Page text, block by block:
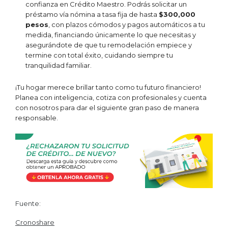
confianza en Crédito Maestro. Podrás solicitar un
préstamo vía nómina a tasa fija de hasta $300,000
pesos , con plazos cómodos y pagos automáticos a tu
medida, financiando únicamente lo que necesitas y
asegurándote de que tu remodelación empiece y
termine con total éxito, cuidando siempre tu
tranquilidad familiar.
¡Tu hogar merece brillar tanto como tu futuro financiero!
Planea con inteligencia, cotiza con profesionales y cuenta
con nosotros para dar el siguiente gran paso de manera
responsable.
Fuente:
Cronoshare